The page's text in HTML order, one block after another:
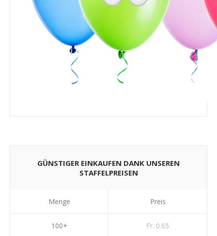
GÜNSTIGER EINKAUFEN DANK UNSEREN
STAFFELPREISEN
Menge
100+
Preis
Fr. 0.65